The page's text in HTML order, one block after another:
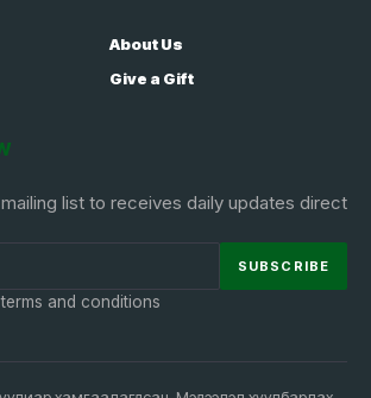
About Us
Give a Gift
list to receives daily updates direct
and conditions